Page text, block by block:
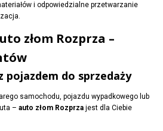
i odpowiedzialne przetwarzanie
złom Rozprza –
pojazdem do sprzedaży
samochodu, pojazdu wypadkowego lub
– auto złom Rozprza jest dla Ciebie